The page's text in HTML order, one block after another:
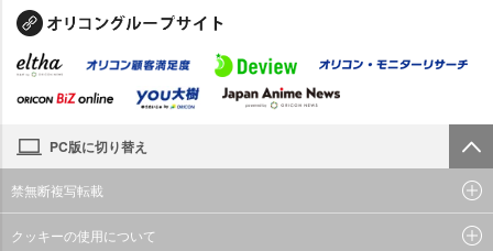
PC版に切り替え
禁無断複写転載
クッキーの使用について